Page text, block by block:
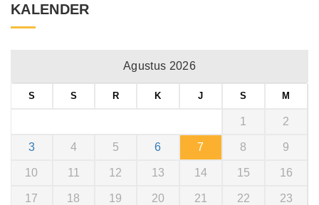
KALENDER
Agustus 2026
S S R K J S M
1 2
3 4 5 6 7 8 9
10 11 12 13 14 15 16
17 18 19 20 21 22 23